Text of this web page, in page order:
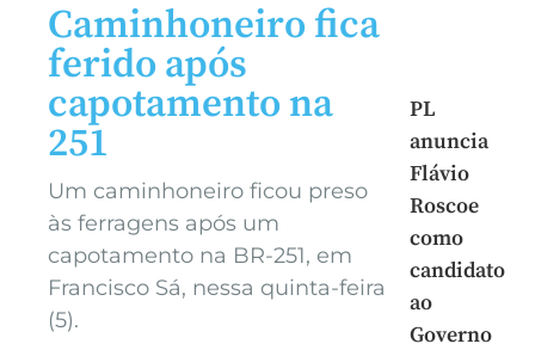
Caminhoneiro fica
ferido após
capotamento na
251
Um caminhoneiro ficou preso
às ferragens após um
capotamento na BR-251, em
Francisco Sá, nessa quinta-feira
(5).
PL
anuncia
Flávio
Roscoe
como
candidato
ao
Governo